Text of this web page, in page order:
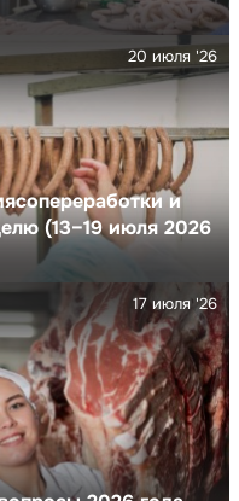
и
(13–19 июля 2026
20 июля '26
17 июля '26